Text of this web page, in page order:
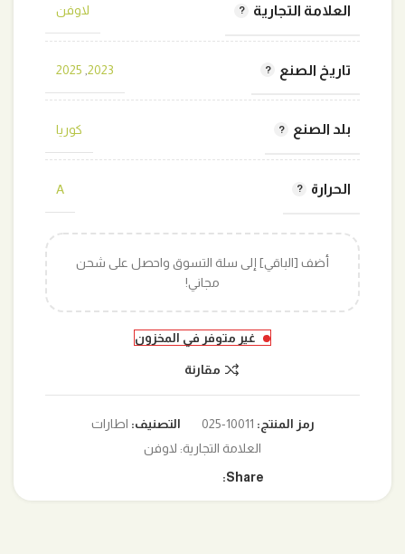
العلامة التجارية لاوفن
تاريخ الصنع 2023
2025
بلد الصنع كوريا
الحرارة A
أضف [الباقي] إلى سلة التسوق واحصل على شحن
مجاني!
غير متوفر في المخزون
مقارنة
رمز المنتج: 10011-025 التصنيف: اطارات
العلامة التجارية: لاوفن
Share: